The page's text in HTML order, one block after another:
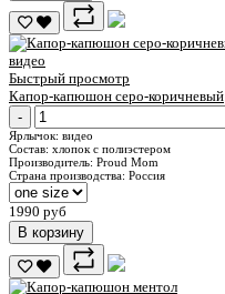
видео
Быстрый просмотр
Капор-капюшон серо-коричневый
-
Ярлычок: видео
Состав: хлопок с полиэстером
Производитель: Proud Mom
Страна производства: Россия
1990 руб
В корзину